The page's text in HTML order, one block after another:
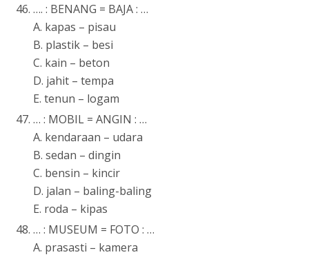
…. : BENANG = BAJA : …
A. kapas – pisau
B. plastik – besi
C. kain – beton
D. jahit – tempa
E. tenun – logam
… : MOBIL = ANGIN : …
A. kendaraan – udara
B. sedan – dingin
C. bensin – kincir
D. jalan – baling-baling
E. roda – kipas
… : MUSEUM = FOTO : …
A. prasasti – kamera